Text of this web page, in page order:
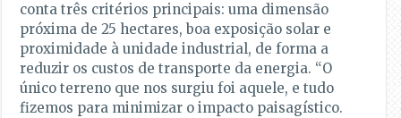
conta três critérios principais: uma dimensão
próxima de 25 hectares, boa exposição solar e
proximidade à unidade industrial, de forma a
reduzir os custos de transporte da energia. “O
único terreno que nos surgiu foi aquele, e tudo
fizemos para minimizar o impacto paisagístico.